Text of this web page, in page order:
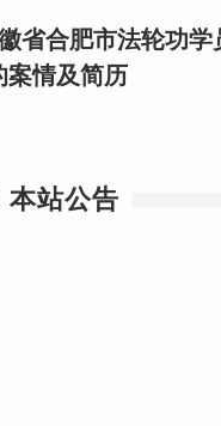
省合肥市法轮功学
案情及简历
本站公告